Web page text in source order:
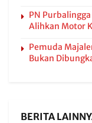
PN
Alihkan Motor
Pemuda
Bukan
BERITA